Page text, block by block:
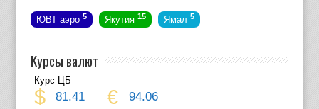
ЮВТ аэро 5 Якутия 15 Ямал 5
Курсы валют
Курс ЦБ
$ 81.41 € 94.06